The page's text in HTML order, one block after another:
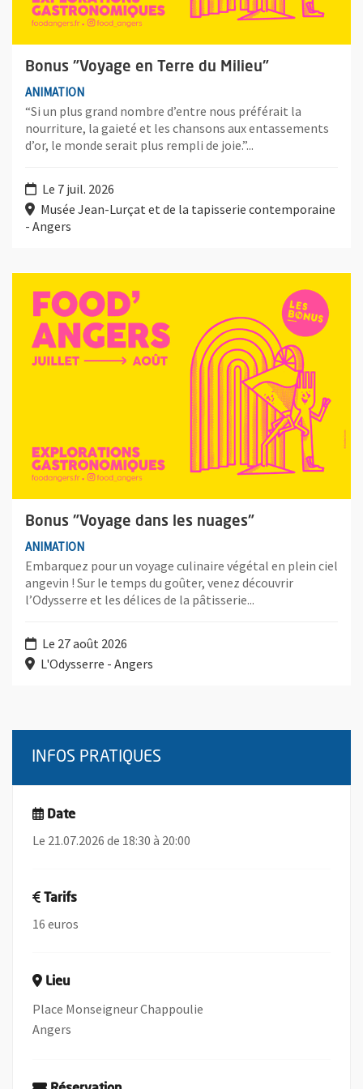
Bonus "Voyage en Terre du Milieu"
ANIMATION
“Si un plus grand nombre d’entre nous préférait la
nourriture, la gaieté et les chansons aux entassements
d’or, le monde serait plus rempli de joie.”...
Le 7 juil. 2026
Musée Jean-Lurçat et de la tapisserie contemporaine
- Angers
Bonus "Voyage dans les nuages"
ANIMATION
Embarquez pour un voyage culinaire végétal en plein ciel
angevin ! Sur le temps du goûter, venez découvrir
l’Odysserre et les délices de la pâtisserie...
Le 27 août 2026
L'Odysserre - Angers
INFOS PRATIQUES
Date
Le 21.07.2026 de 18:30 à 20:00
Tarifs
16 euros
Lieu
Place Monseigneur Chappoulie
Angers